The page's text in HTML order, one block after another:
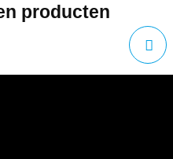
producten